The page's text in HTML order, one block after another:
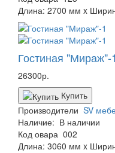
Длина: 2700 мм x
Гостиная "Мираж"-1
26300р.
Купить
Производители SV
Наличие: В наличии
Код овара 002
Длина: 3060 мм x